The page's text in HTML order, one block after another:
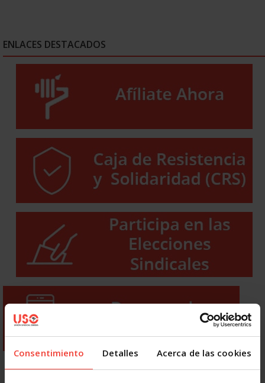
Consentimiento Detalles Acerca de las cookies
ENLACES DESTACADOS